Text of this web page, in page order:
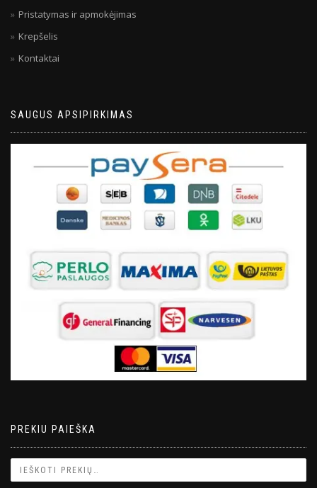
Pristatymas ir apmokėjimas
Krepšelis
Kontaktai
SAUGUS APSIPIRKIMAS
PREKIU PAIEŠKA